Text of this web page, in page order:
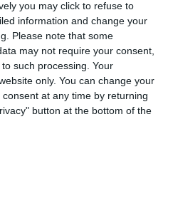
you may click to refuse to
information and change your
Please note that some
may not require your consent,
such processing. Your
only. You can change your
at any time by returning
button at the bottom of the
și panica în câteva ședințe,